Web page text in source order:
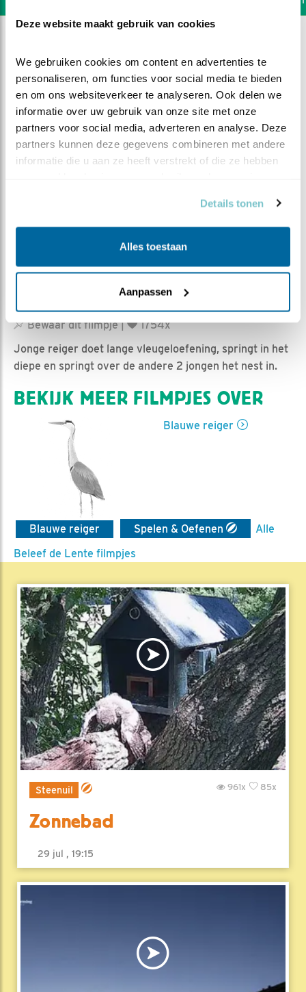
Deze website maakt gebruik van cookies
We gebruiken cookies om content en advertenties te
personaliseren, om functies voor social media te bieden
en om ons websiteverkeer te analyseren. Ook delen we
informatie over uw gebruik van onze site met onze
partners voor social media, adverteren en analyse. Deze
partners kunnen deze gegevens combineren met andere
informatie die u aan ze heeft verstrekt of die ze hebben
Details tonen
Alles toestaan
Aanpassen
Avondgymnastiek
Geert | Geplaatst op 20 juli 2017, 22:21 | Vind ik leuk|
Bewaar dit filmpje|
1754x
Jonge reiger doet lange vleugeloefening, springt in het
diepe en springt over de andere 2 jongen het nest in.
BEKIJK MEER FILMPJES OVER
Blauwe reiger
Blauwe reiger Spelen & Oefenen
Alle
Beleef de Lente filmpjes
Steenuil 85x
961x
Zonnebad
29 jul , 19:15